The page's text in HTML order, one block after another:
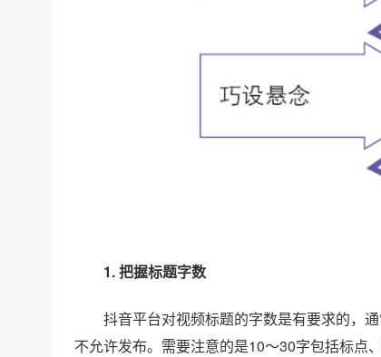
1. 把握标题字数
抖音平台对视频标题的字数是有要求的，
不允许发布。需要注意的是10～30字包括标点